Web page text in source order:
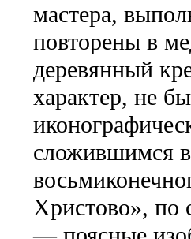
мастера,
повторены в
деревянный
характер, не
сложившимся в
Христово», по